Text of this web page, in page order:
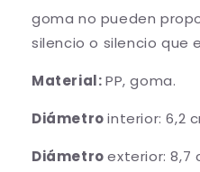
goma no pueden
silencio o silencio que
Material:PP, goma.
Diámetrointerior: 6,2
Diámetroexterior: 8,7